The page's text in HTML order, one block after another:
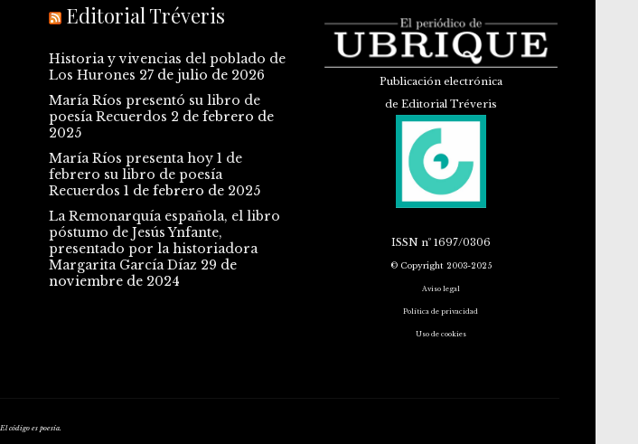
Editorial Tréveris
Historia y vivencias del poblado de
Los Hurones 27 de julio de 2026
María Ríos presentó su libro de
poesía Recuerdos 2 de febrero de
2025
María Ríos presenta hoy 1 de
febrero su libro de poesía
Recuerdos 1 de febrero de 2025
La Remonarquía española, el libro
póstumo de Jesús Ynfante,
presentado por la historiadora
Margarita García Díaz 29 de
noviembre de 2024
Publicación electrónica
de Editorial Tréveris
ISSNnº 1697/0306
© Copyright 2003-2025
Aviso legal
Política de privacidad
Uso de cookies
El código es poesía.